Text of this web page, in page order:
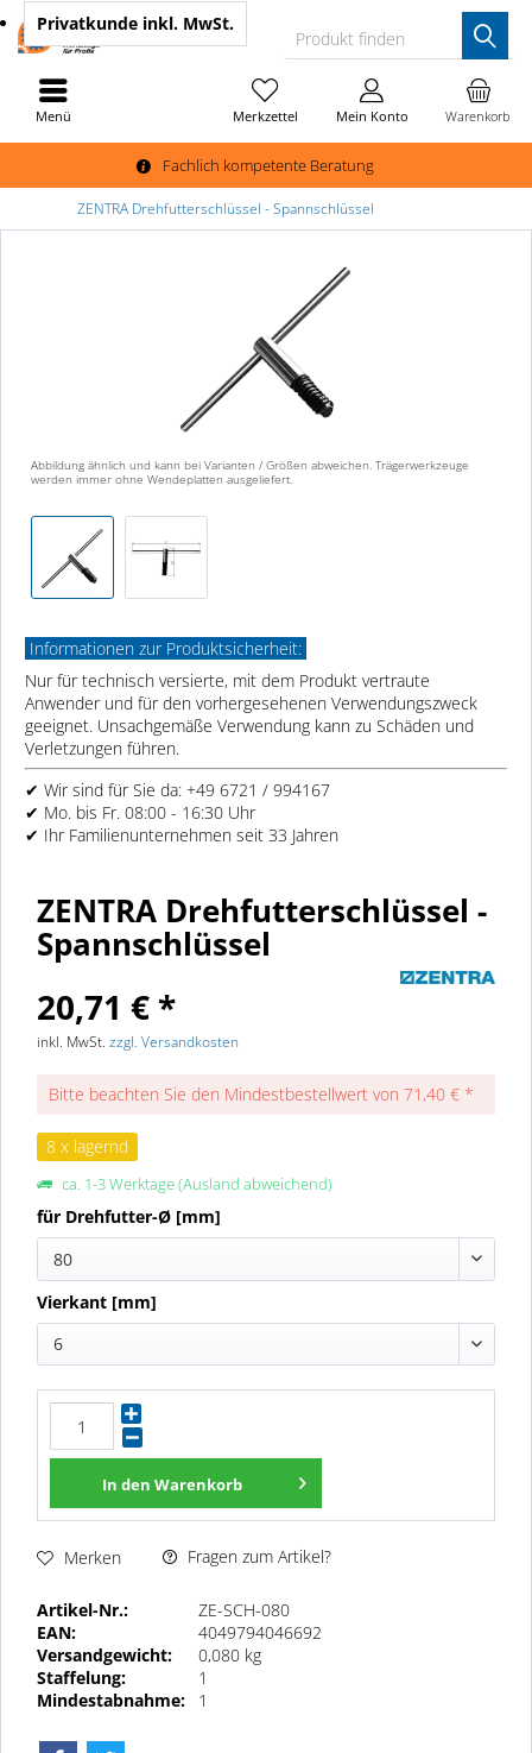
Fachlich kompetente Beratung
Produkt finden
Warenkorb
Merkzettel Mein Konto
Privatkunde inkl. MwSt.
Menü
ZENTRA Drehfutterschlüssel - Spannschlüssel
Abbildung ähnlich und kann bei Varianten / Größen abweichen. Trägerwerkzeuge
werden immer ohne Wendeplatten ausgeliefert.
Informationen zur Produktsicherheit:
Nur für technisch versierte, mit dem Produkt vertraute
Anwender und für den vorhergesehenen Verwendungszweck
geeignet. Unsachgemäße Verwendung kann zu Schäden und
Verletzungen führen.
✔ Wir sind für Sie da: +49 6721 / 994167
✔ Mo. bis Fr. 08:00 - 16:30 Uhr
✔ Ihr Familienunternehmen seit 33 Jahren
ZENTRA Drehfutterschlüssel -
Spannschlüssel
20,71 € *
inkl. MwSt. zzgl. Versandkosten
Bitte beachten Sie den Mindestbestellwert von 71,40 € *
8 x lagernd
ca. 1-3 Werktage (Ausland abweichend)
für Drehfutter-Ø [mm]
80
Vierkant [mm]
6
In den Warenkorb
Merken Fragen zum Artikel?
Artikel-Nr.:
ZE-SCH-080
EAN:
4049794046692
Versandgewicht:
0,080 kg
Staffelung:
1
Mindestabnahme:
1